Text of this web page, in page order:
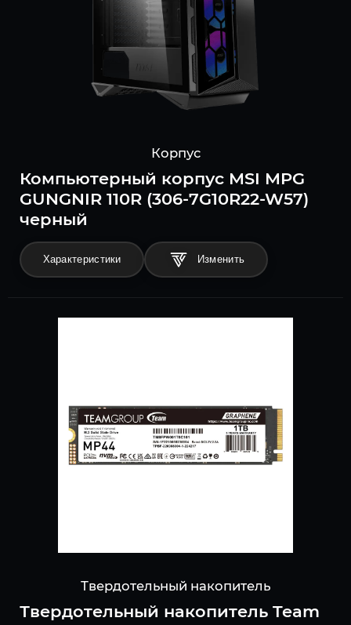
Корпус
Компьютерный корпус MSI MPG
GUNGNIR 110R (306-7G10R22-W57)
черный
Характеристики
Твердотельный накопитель
Твердотельный накопитель Team